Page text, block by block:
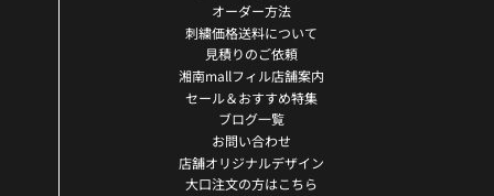
オーダー方法
刺繍価格送料について
見積りのご依頼
湘南mallフィル店舗案内
セール＆おすすめ特集
ブログ一覧
お問い合わせ
店舗オリジナルデザイン
大口注文の方はこちら